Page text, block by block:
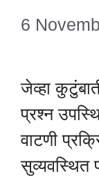
6
जेव्हा
प्रश्न
वाटणी
सुव्यवस्थित